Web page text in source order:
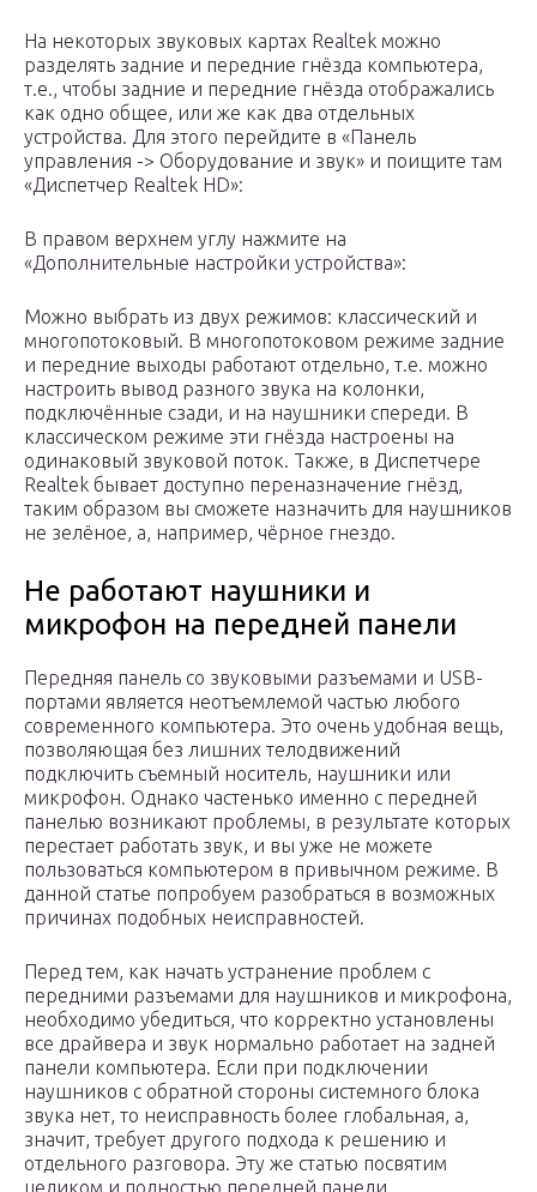
На некоторых звуковых картах Realtek можно
разделять задние и передние гнёзда компьютера,
т.е., чтобы задние и передние гнёзда отображались
как одно общее, или же как два отдельных
устройства. Для этого перейдите в «Панель
управления -> Оборудование и звук» и поищите там
«Диспетчер Realtek HD»:
В правом верхнем углу нажмите на
«Дополнительные настройки устройства»:
Можно выбрать из двух режимов: классический и
многопотоковый. В многопотоковом режиме задние
и передние выходы работают отдельно, т.е. можно
настроить вывод разного звука на колонки,
подключённые сзади, и на наушники спереди. В
классическом режиме эти гнёзда настроены на
одинаковый звуковой поток. Также, в Диспетчере
Realtek бывает доступно переназначение гнёзд,
таким образом вы сможете назначить для наушников
не зелёное, а, например, чёрное гнездо.
Не работают наушники и
микрофон на передней панели
Передняя панель со звуковыми разъемами и USB-
портами является неотъемлемой частью любого
современного компьютера. Это очень удобная вещь,
позволяющая без лишних телодвижений
подключить съемный носитель, наушники или
микрофон. Однако частенько именно с передней
панелью возникают проблемы, в результате которых
перестает работать звук, и вы уже не можете
пользоваться компьютером в привычном режиме. В
данной статье попробуем разобраться в возможных
причинах подобных неисправностей.
Перед тем, как начать устранение проблем с
передними разъемами для наушников и микрофона,
необходимо убедиться, что корректно установлены
все драйвера и звук нормально работает на задней
панели компьютера. Если при подключении
наушников с обратной стороны системного блока
звука нет, то неисправность более глобальная, а,
значит, требует другого подхода к решению и
отдельного разговора. Эту же статью посвятим
целиком и полностью передней панели.